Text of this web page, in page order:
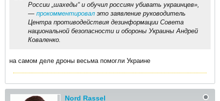
России „шахеды“ и обучил россиян убивать украинцев»,
— прокомментировал это заявление руководитель
Центра противодействия дезинформации Совета
национальной безопасности и обороны Украины Андрей
Коваленко.​
на самом деле дроны весьма помогли Украине
Nord Rassel